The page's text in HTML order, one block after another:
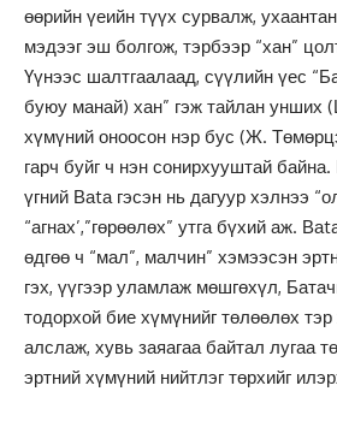
өөрийн үеийн түүх сурвалж,
мэдээг эш болгож, тэрбээр “хан”
Үүнээс шалтгаалаад, сүүлийн үес
буюу манай) хан” гэж тайлан
хүмүний оноосон нэр бус (Ж.
гарч буйг ч нэн сонирхууштай
үгний Ваtа гэсэн нь дагуур хэлнээ
“агнах’,”гөрөөлөх” утга бүхий аж.
өдгөө ч “мал”, малчин” хэмээсэн
гэх, үүгээр уламлаж мөшгөхүл,
тодорхой бие хүмүнийг төлөөлөх
алслаж, хувь заяагаа байтал лугаа
эртний хүмүний нийтлэг төрхийг